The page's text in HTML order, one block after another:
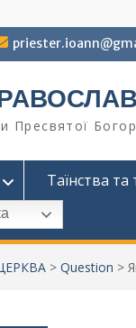
Пресвятої
Таїнства та
> Question >